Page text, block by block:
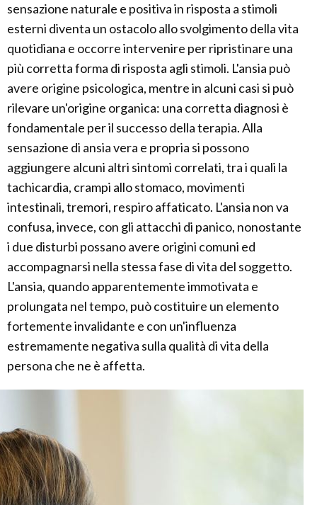
sensazione naturale e positiva in risposta a stimoli
esterni diventa un ostacolo allo svolgimento della vita
quotidiana e occorre intervenire per ripristinare una
più corretta forma di risposta agli stimoli. L'ansia può
avere origine psicologica, mentre in alcuni casi si può
rilevare un'origine organica: una corretta diagnosi è
fondamentale per il successo della terapia. Alla
sensazione di ansia vera e propria si possono
aggiungere alcuni altri sintomi correlati, tra i quali la
tachicardia, crampi allo stomaco, movimenti
intestinali, tremori, respiro affaticato. L'ansia non va
confusa, invece, con gli attacchi di panico, nonostante
i due disturbi possano avere origini comuni ed
accompagnarsi nella stessa fase di vita del soggetto.
L'ansia, quando apparentemente immotivata e
prolungata nel tempo, può costituire un elemento
fortemente invalidante e con un'influenza
estremamente negativa sulla qualità di vita della
persona che ne è affetta.